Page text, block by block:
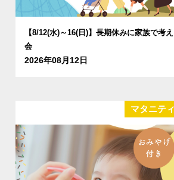
【8/12(水)～16(日)】長期休みに家族で考
会
2026年08月12日
マタニテ